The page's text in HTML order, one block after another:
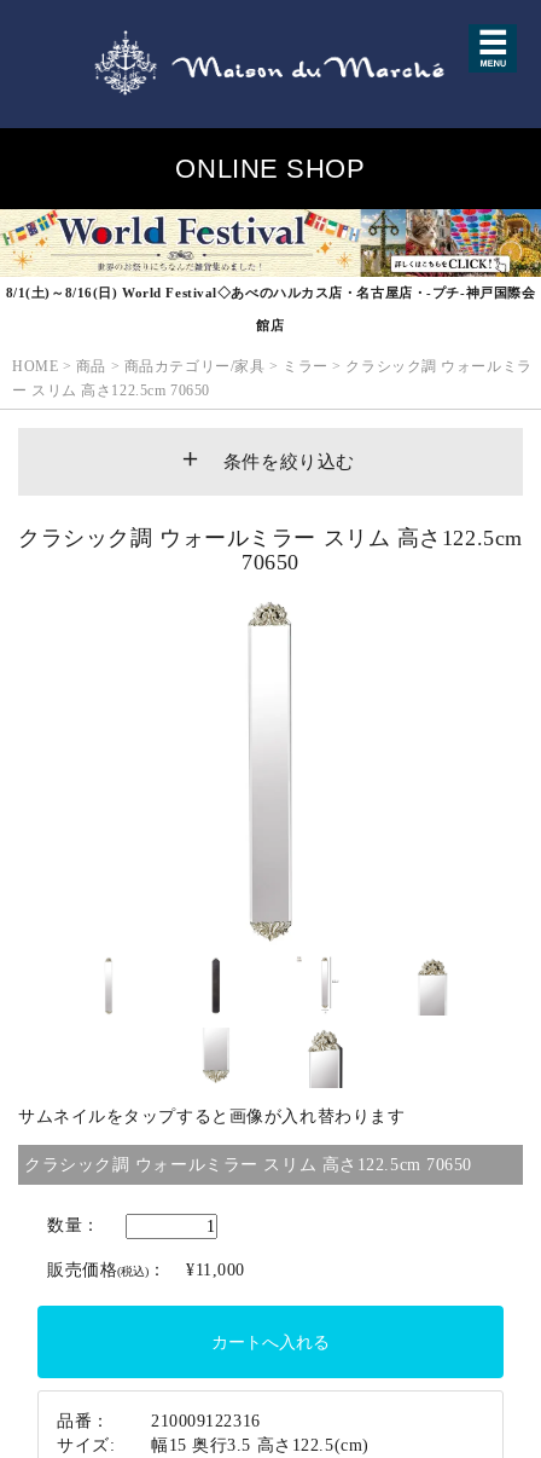
ONLINE SHOP
8/1(土)～8/16(日) World Festival◇あべのハルカス店・名古屋店・-プチ-神戸国際会
館店
HOME > 商品 > 商品カテゴリー/家具 > ミラー > クラシック調 ウォールミラ
ー スリム 高さ122.5cm 70650
条件を絞り込む
サイズ
ブランド
クラシック調 ウォールミラー スリム 高さ122.5cm
70650
サムネイルをタップすると画像が入れ替わります
クラシック調 ウォールミラー スリム 高さ122.5cm 70650
数量：
販売価格(税込) ： ¥11,000
品番：
210009122316
サイズ:
幅15 奥行3.5 高さ122.5(cm)